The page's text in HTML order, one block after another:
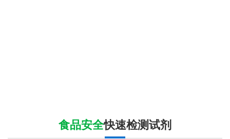
食品安全快速检测试剂